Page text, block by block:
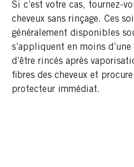
Si c’est votre cas, tournez-
cheveux sans rinçage. Ces
généralement disponibles
s’appliquent en moins
d’être rincés après
fibres des cheveux et
protecteur immédiat.